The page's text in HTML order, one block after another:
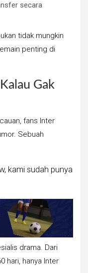
secara
tidak mungkin
penting di
Gak
fans Inter
Sebuah
kami sudah punya
drama. Dari
hari, hanya Inter